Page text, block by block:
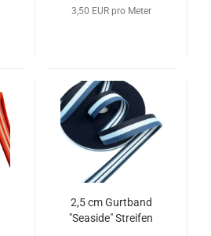
3,50 EUR pro Meter
2,5 cm Gurtband
"Seaside" Streifen